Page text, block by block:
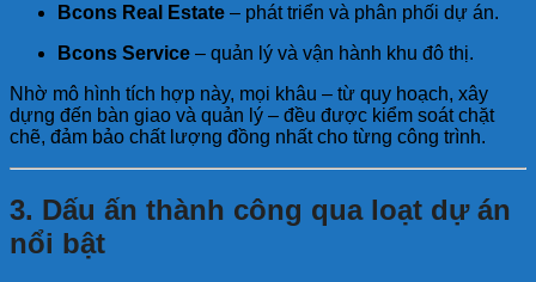
Bcons Real Estate – phát triển và phân phối dự án.
Bcons Service – quản lý và vận hành khu đô thị.
Nhờ mô hình tích hợp này, mọi khâu – từ quy hoạch, xây
dựng đến bàn giao và quản lý – đều được kiểm soát chặt
chẽ, đảm bảo chất lượng đồng nhất cho từng công trình.
3. Dấu ấn thành công qua loạt dự án
nổi bật